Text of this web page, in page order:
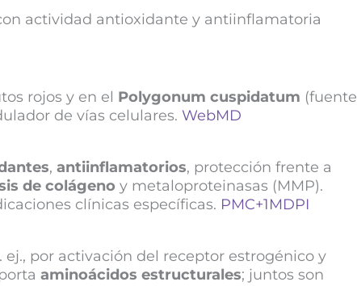
actividad antioxidante y antiinflamatoria
rojos y en el Polygonum cuspidatum (fuente
de vías celulares.WebMD
,antiinflamatorios, protección frente a
de colágeno y metaloproteinasas (MMP).
clínicas específicas. PMC+1MDPI
ej., por activación del receptor estrogénico y
aminoácidos estructurales; juntos son